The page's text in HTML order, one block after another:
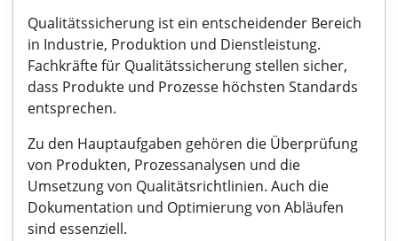
Qualitätssicherung ist ein entscheidender Bereich
in Industrie, Produktion und Dienstleistung.
Fachkräfte für Qualitätssicherung stellen sicher,
dass Produkte und Prozesse höchsten Standards
entsprechen.
Zu den Hauptaufgaben gehören die Überprüfung
von Produkten, Prozessanalysen und die
Umsetzung von Qualitätsrichtlinien. Auch die
Dokumentation und Optimierung von Abläufen
sind essenziell.